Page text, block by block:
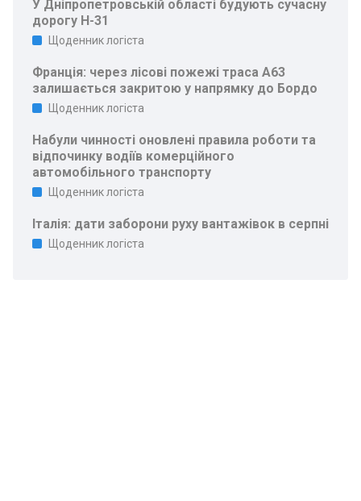
У Дніпропетровській області будують сучасну
дорогу Н-31
Щоденник логіста
Франція: через лісові пожежі траса A63
залишається закритою у напрямку до Бордо
Щоденник логіста
Набули чинності оновлені правила роботи та
відпочинку водіїв комерційного
автомобільного транспорту
Щоденник логіста
Італія: дати заборони руху вантажівок в серпні
Щоденник логіста